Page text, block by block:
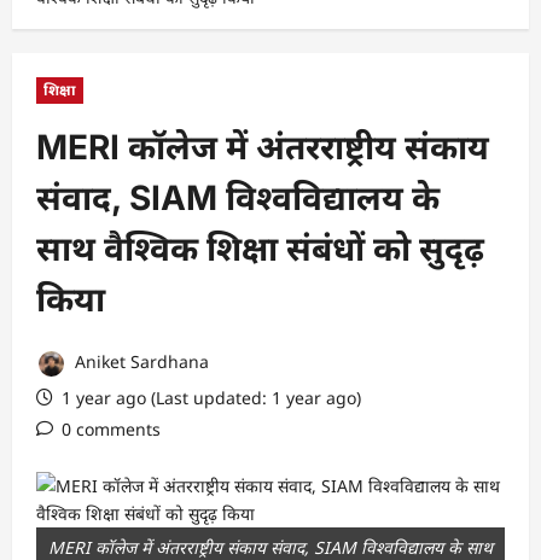
शिक्षा
MERI कॉलेज में अंतरराष्ट्रीय संकाय
संवाद, SIAM विश्वविद्यालय के
साथ वैश्विक शिक्षा संबंधों को सुदृढ़
किया
Aniket Sardhana
1 year ago (Last updated: 1 year ago)
0 comments
MERI कॉलेज में अंतरराष्ट्रीय संकाय संवाद, SIAM विश्वविद्यालय के साथ